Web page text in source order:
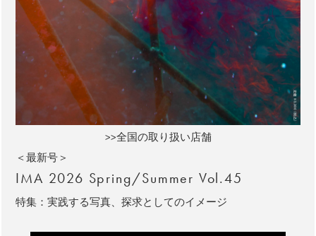
>>全国の取り扱い店舗
＜最新号＞
IMA 2026 Spring/Summer Vol.45
特集：実践する写真、探求としてのイメージ